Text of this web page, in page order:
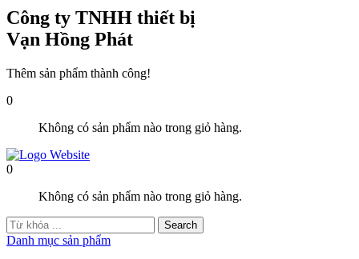
Công ty TNHH thiết bị
Vạn Hồng Phát
Thêm sản phẩm thành công!
0
Không có sản phẩm nào trong giỏ hàng.
0
Không có sản phẩm nào trong giỏ hàng.
Danh mục sản phẩm